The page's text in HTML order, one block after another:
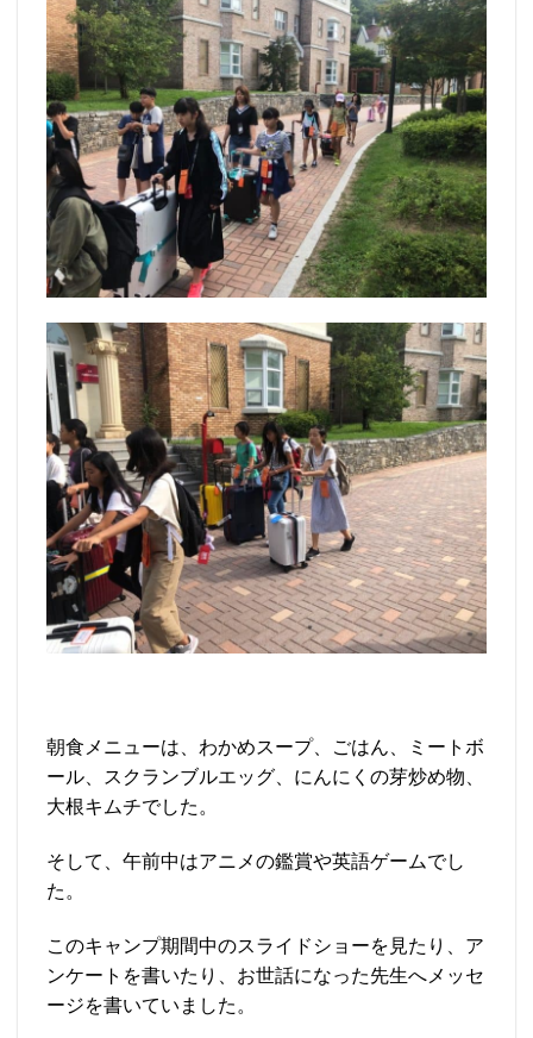
朝食メニューは、わかめスープ、ごはん、ミートボ
ール、スクランブルエッグ、にんにくの芽炒め物、
大根キムチでした。
そして、午前中はアニメの鑑賞や英語ゲームでし
た。
このキャンプ期間中のスライドショーを見たり、ア
ンケートを書いたり、お世話になった先生へメッセ
ージを書いていました。